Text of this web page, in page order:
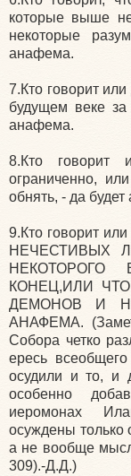
которые выше
некоторые
анафема.
7.Кто говорит
будущем веке
анафема.
8.Кто говорит
ограниченно,
обнять, - да
9.Кто говорит
НЕЧЕСТИВЫХ
КОНЕЦ,ИЛИ
ДЕМОНОВ И
АНАФЕМА.
Собора четко
ересь
осудили и то, и
особенно
иеромонах
осуждены только
а не вообще
309).-Д.Д.)